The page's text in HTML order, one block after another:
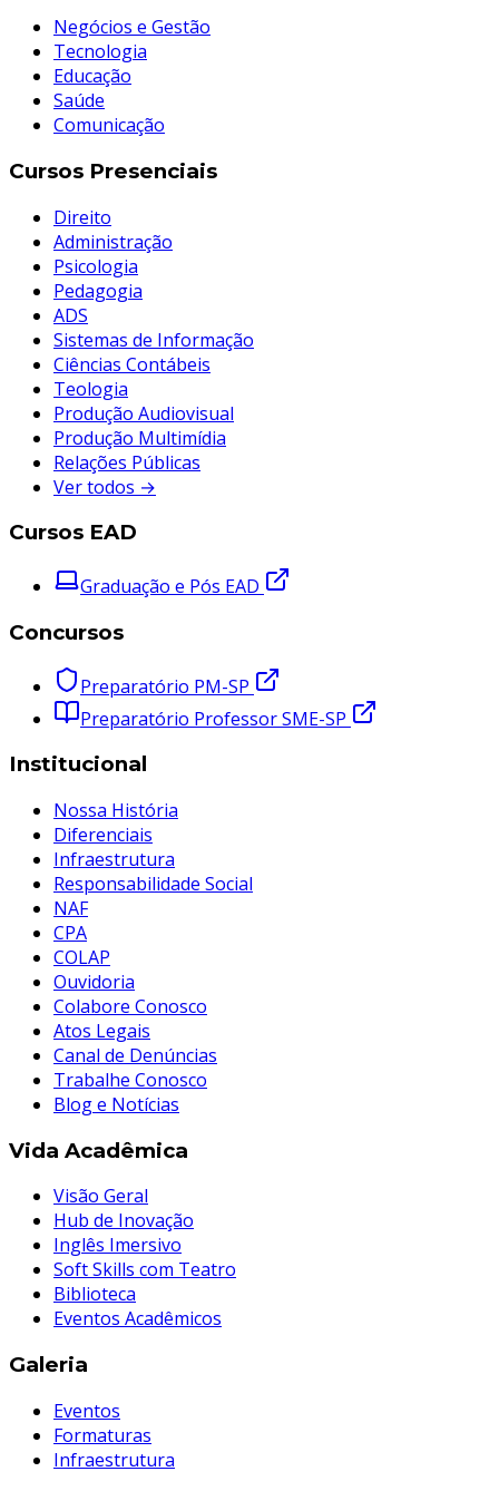
Negócios e Gestão
Tecnologia
Educação
Saúde
Comunicação
Cursos Presenciais
Direito
Administração
Psicologia
Pedagogia
ADS
Sistemas de Informação
Ciências Contábeis
Teologia
Produção Audiovisual
Produção Multimídia
Relações Públicas
Ver todos →
Cursos EAD
Graduação e Pós EAD
Concursos
Preparatório PM-SP
Preparatório Professor SME-SP
Institucional
Nossa História
Diferenciais
Infraestrutura
Responsabilidade Social
NAF
CPA
COLAP
Ouvidoria
Colabore Conosco
Atos Legais
Canal de Denúncias
Trabalhe Conosco
Blog e Notícias
Vida Acadêmica
Visão Geral
Hub de Inovação
Inglês Imersivo
Soft Skills com Teatro
Biblioteca
Eventos Acadêmicos
Galeria
Eventos
Formaturas
Infraestrutura